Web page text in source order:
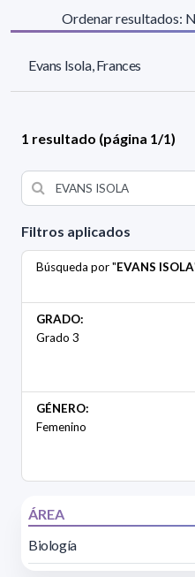
Filtros aplicados
Búsqueda por "EVANS ISOLA
GRADO:
Grado 3
GÉNERO:
Femenino
ÁREA
Biología
Ordenar resultados:
Evans Isola, Frances
1 resultado (página 1/1)